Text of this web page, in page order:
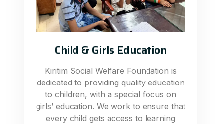
Child & Girls Education
Kiritim Social Welfare Foundation is
dedicated to providing quality education
to children, with a special focus on
girls’ education. We work to ensure that
every child gets access to learning